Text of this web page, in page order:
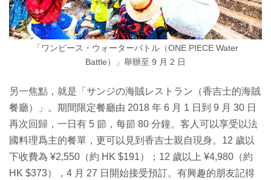
「ワンピース・ウォーターバトル（ONE PIECE Water
Battle）」舉辦至 9 月 2 日
另一焦點，就是「サンジの海賊レストラン（香吉士的海賊
餐廳）」。期間限定餐廳由 2018 年 6 月 1 日到 9 月 30 日
再次回歸，一日有 5 節，每節 80 分鐘。客人可以享受以法
國料理爲主的餐單，更可以見到香吉士親自現身。12 歲以
下收費為 ¥2,550（約 HK $191）；12 歲以上 ¥4,980（約
HK $373），4 月 27 日開始接受預訂。有興趣的朋友記得